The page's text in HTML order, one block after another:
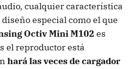
cualquier característica
especial como el que
Octiv Mini M102 es
el reproductor está
hará las veces de cargador